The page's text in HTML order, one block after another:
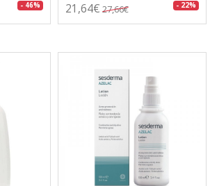
- 46% 21,64€ 27,66€ - 22%